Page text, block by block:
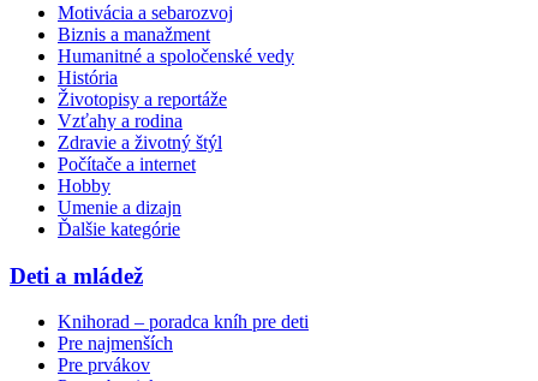
Motivácia a sebarozvoj
Biznis a manažment
Humanitné a spoločenské vedy
História
Životopisy a reportáže
Vzťahy a rodina
Zdravie a životný štýl
Počítače a internet
Hobby
Umenie a dizajn
Ďalšie kategórie
Deti a mládež
Knihorad – poradca kníh pre deti
Pre najmenších
Pre prvákov